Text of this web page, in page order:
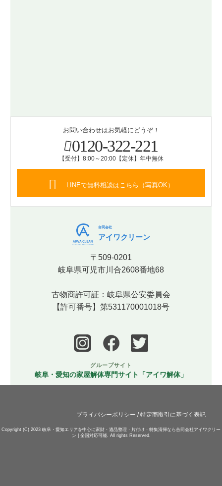
お問い合わせはお気軽にどうぞ！
0120-322-221
【受付】8:00～20:00【定休】年中無休
LINEで無料相談はこちら（写真OK）
合同会社
アイワクリーン
〒509-0201
岐阜県可児市川合2608番地68
古物商許可証：岐阜県公安委員会
【許可番号】第531170001018号
グループサイト
岐阜・愛知の家屋解体専門サイト「アイワ解体」
プライバシーポリシー /特定商取引に基づく表記
Copyright (C) 2023 岐阜・愛知エリアを中心に家財・遺品整理・片付け・特集清掃なら合同会社アイワクリー
ン | 全国対応可能. All rights Reserved.